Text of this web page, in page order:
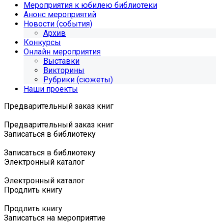
Мероприятия к юбилею библиотеки
Анонс мероприятий
Новости (события)
Архив
Конкурсы
Онлайн мероприятия
Выставки
Викторины
Рубрики (сюжеты)
Наши проекты
Предварительный заказ книг
Предварительный заказ книг
Записаться в библиотеку
Записаться в библиотеку
Электронный каталог
Электронный каталог
Продлить книгу
Продлить книгу
Записаться на мероприятие